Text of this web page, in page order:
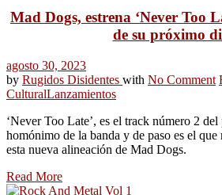
Mad Dogs, estrena ‘Never Too
de su próximo
agosto 30, 2023
by Rugidos Disidentes with No Comment
CulturalLanzamientos
‘Never Too Late’, es el track número 2
homónimo de la banda y de paso es el que
esta nueva alineación de Mad Dogs.
Read More